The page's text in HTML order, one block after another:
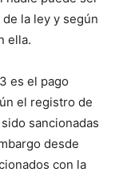
la ley y según
ella.
es el pago
el registro de
sancionadas
desde
con la